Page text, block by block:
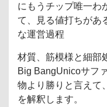
にもうチップ唯一わ
て、見る値打ちがあ
な運営過程
材質、筋模様と細部
Big BangUnicoサフ
物より勝りと言えて
を解釈します。